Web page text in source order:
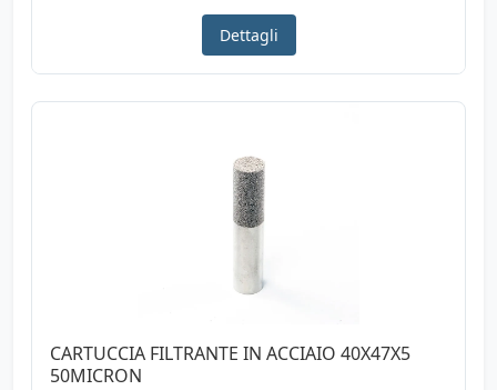
Dettagli
CARTUCCIA FILTRANTE IN ACCIAIO 40X47X5
50MICRON